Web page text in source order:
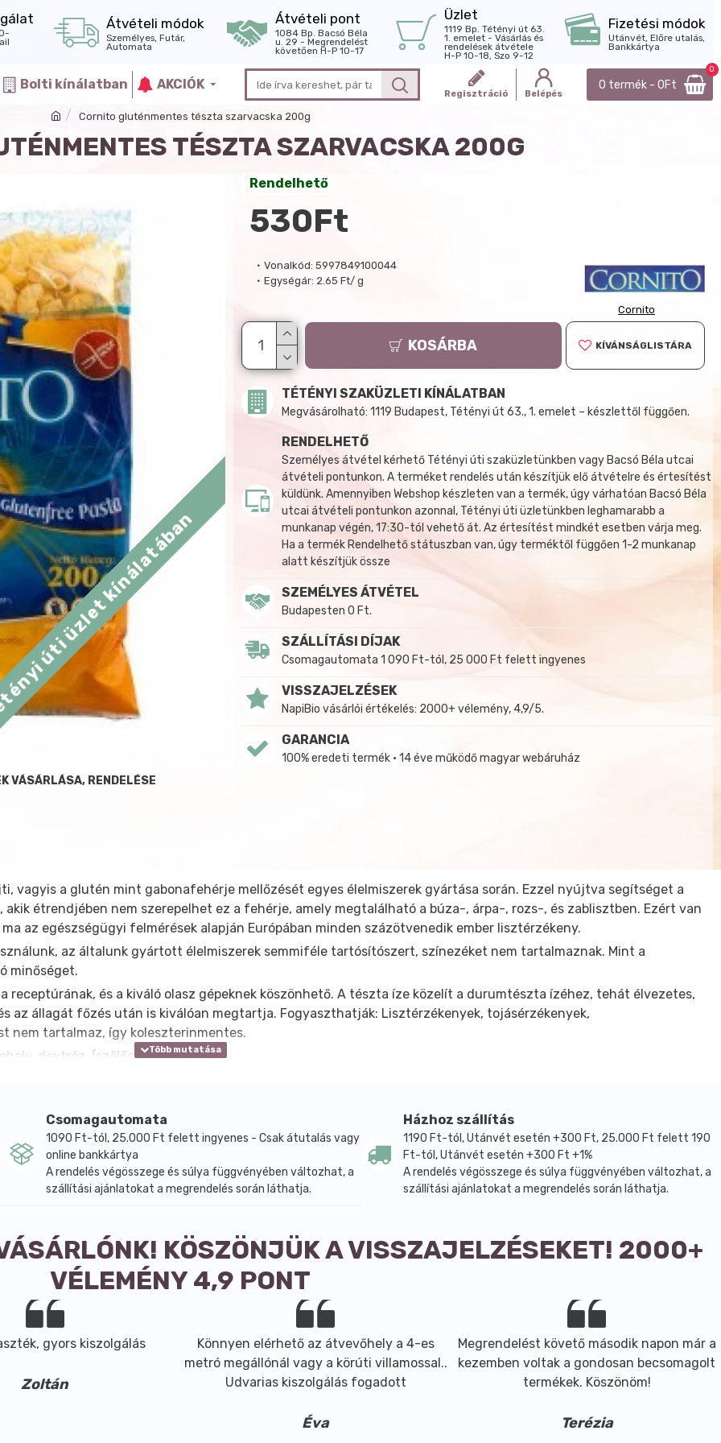
Átvételi módok
Személyes, Futár,
Automata
Átvételi pont
1084 Bp. Bacsó Béla
u. 29 - Megrendelést
követően H-P 10-17
Üzlet
1119 Bp. Tétényi út 63.
1. emelet - Vásárlás és
rendelések átvétele
H-P 10-18, Szo 9-12
Fizetési módok
Utánvét, Előre utalás,
Bankkártya
Bolti kínálatban AKCIÓK
Regisztráció Belépés
0 termék - 0Ft
0
Cornito gluténmentes tészta szarvacska 200g
TÉSZTA SZARVACSKA 200G
üzlet kínálatában
Vonalkód: 5997849100044
Egységár: 2.65 Ft/ g
Cornito
Rendelhető
530Ft
KOSÁRBA KÍVÁNSÁGLISTÁRA
TÉTÉNYI SZAKÜZLETI KÍNÁLATBAN
Megvásárolható: 1119 Budapest, Tétényi út 63., 1. emelet – készlettől függően.
RENDELHETŐ
Személyes átvétel kérhető Tétényi úti szaküzletünkben vagy Bacsó Béla utcai
átvételi pontunkon. A terméket rendelés után készítjük elő átvételre és értesítést
küldünk. Amennyiben Webshop készleten van a termék, úgy várhatóan Bacsó Béla
utcai átvételi pontunkon azonnal, Tétényi úti üzletünkben leghamarabb a
munkanap végén, 17:30-tól vehető át. Az értesítést mindkét esetben várja meg.
Ha a termék Rendelhető státuszban van, úgy terméktől függően 1-2 munkanap
alatt készítjük össze
SZEMÉLYES ÁTVÉTEL
Budapesten 0 Ft.
SZÁLLÍTÁSI DÍJAK
Csomagautomata 1 090 Ft-tól, 25 000 Ft felett ingyenes
VISSZAJELZÉSEK
NapiBio vásárlói értékelés: 2000+ vélemény, 4,9/5.
GARANCIA
100% eredeti termék • 14 éve működő magyar webáruház
VÁSÁRLÁSA, RENDELÉSE
vagyis a glutén mint gabonafehérje mellőzését egyes élelmiszerek gyártása során. Ezzel nyújtva segítséget a
étrendjében nem szerepelhet ez a fehérje, amely megtalálható a búza-, árpa-, rozs-, és zablisztben. Ezért van
az egészségügyi felmérések alapján Európában minden százötvenedik ember lisztérzékeny.
az általunk gyártott élelmiszerek semmiféle tartósítószert, színezéket nem tartalmaznak. Mint a
minőséget.
receptúrának, és a kiváló olasz gépeknek köszönhető. A tészta íze közelít a durumtészta ízéhez, tehát élvezetes,
az állagát főzés után is kiválóan megtartja. Fogyaszthatják: Lisztérzékenyek, tojásérzékenyek,
nem tartalmaz, így koleszterinmentes.
dextróz (szőlőcukor).
Csomagautomata
1090 Ft-tól, 25.000 Ft felett ingyenes - Csak átutalás vagy
online bankkártya
A rendelés végösszege és súlya függvényében változhat, a
szállítási ajánlatokat a megrendelés során láthatja.
Házhoz szállítás
1190 Ft-tól, Utánvét esetén +300 Ft, 25.000 Ft felett 190
Ft-tól, Utánvét esetén +300 Ft +1%
A rendelés végösszege és súlya függvényében változhat, a
szállítási ajánlatokat a megrendelés során láthatja.
KÖSZÖNJÜK A VISSZAJELZÉSEKET! 2000+
VÉLEMÉNY 4,9 PONT
gyors kiszolgálás
Zoltán
Könnyen elérhető az átvevőhely a 4-es
metró megállónál vagy a körúti villamossal..
Udvarias kiszolgálás fogadott
Éva
Megrendelést követő második napon már a
kezemben voltak a gondosan becsomagolt
termékek. Köszönöm!
Terézia